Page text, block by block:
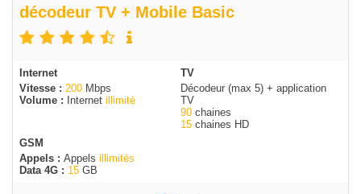
décodeur TV + Mobile Basic
Internet
Vitesse : 200 Mbps
Volume : Internet illimité
TV
Décodeur (max 5) + application
TV
90 chaines
15 chaines HD
GSM
Appels : Appels illimités
Data 4G : 15 GB